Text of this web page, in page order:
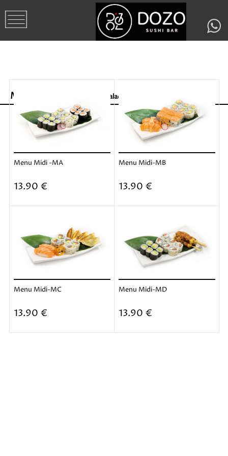
Menu Midi Servis avec 1 Salade
Menu Midi -MA
13.90 €
Menu Midi-MB
13.90 €
Menu Midi-MC
13.90 €
Menu Midi-MD
13.90 €